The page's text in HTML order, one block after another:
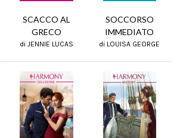
SCACCO AL
GRECO
di JENNIE LUCAS
SOCCORSO
IMMEDIATO
di LOUISA GEORGE